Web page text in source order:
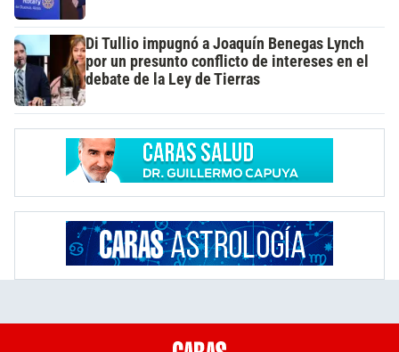
Di Tullio impugnó a Joaquín Benegas Lynch
por un presunto conflicto de intereses en el
debate de la Ley de Tierras